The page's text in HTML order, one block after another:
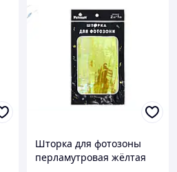
Шторка для фотозоны
перламутровая жёлтая